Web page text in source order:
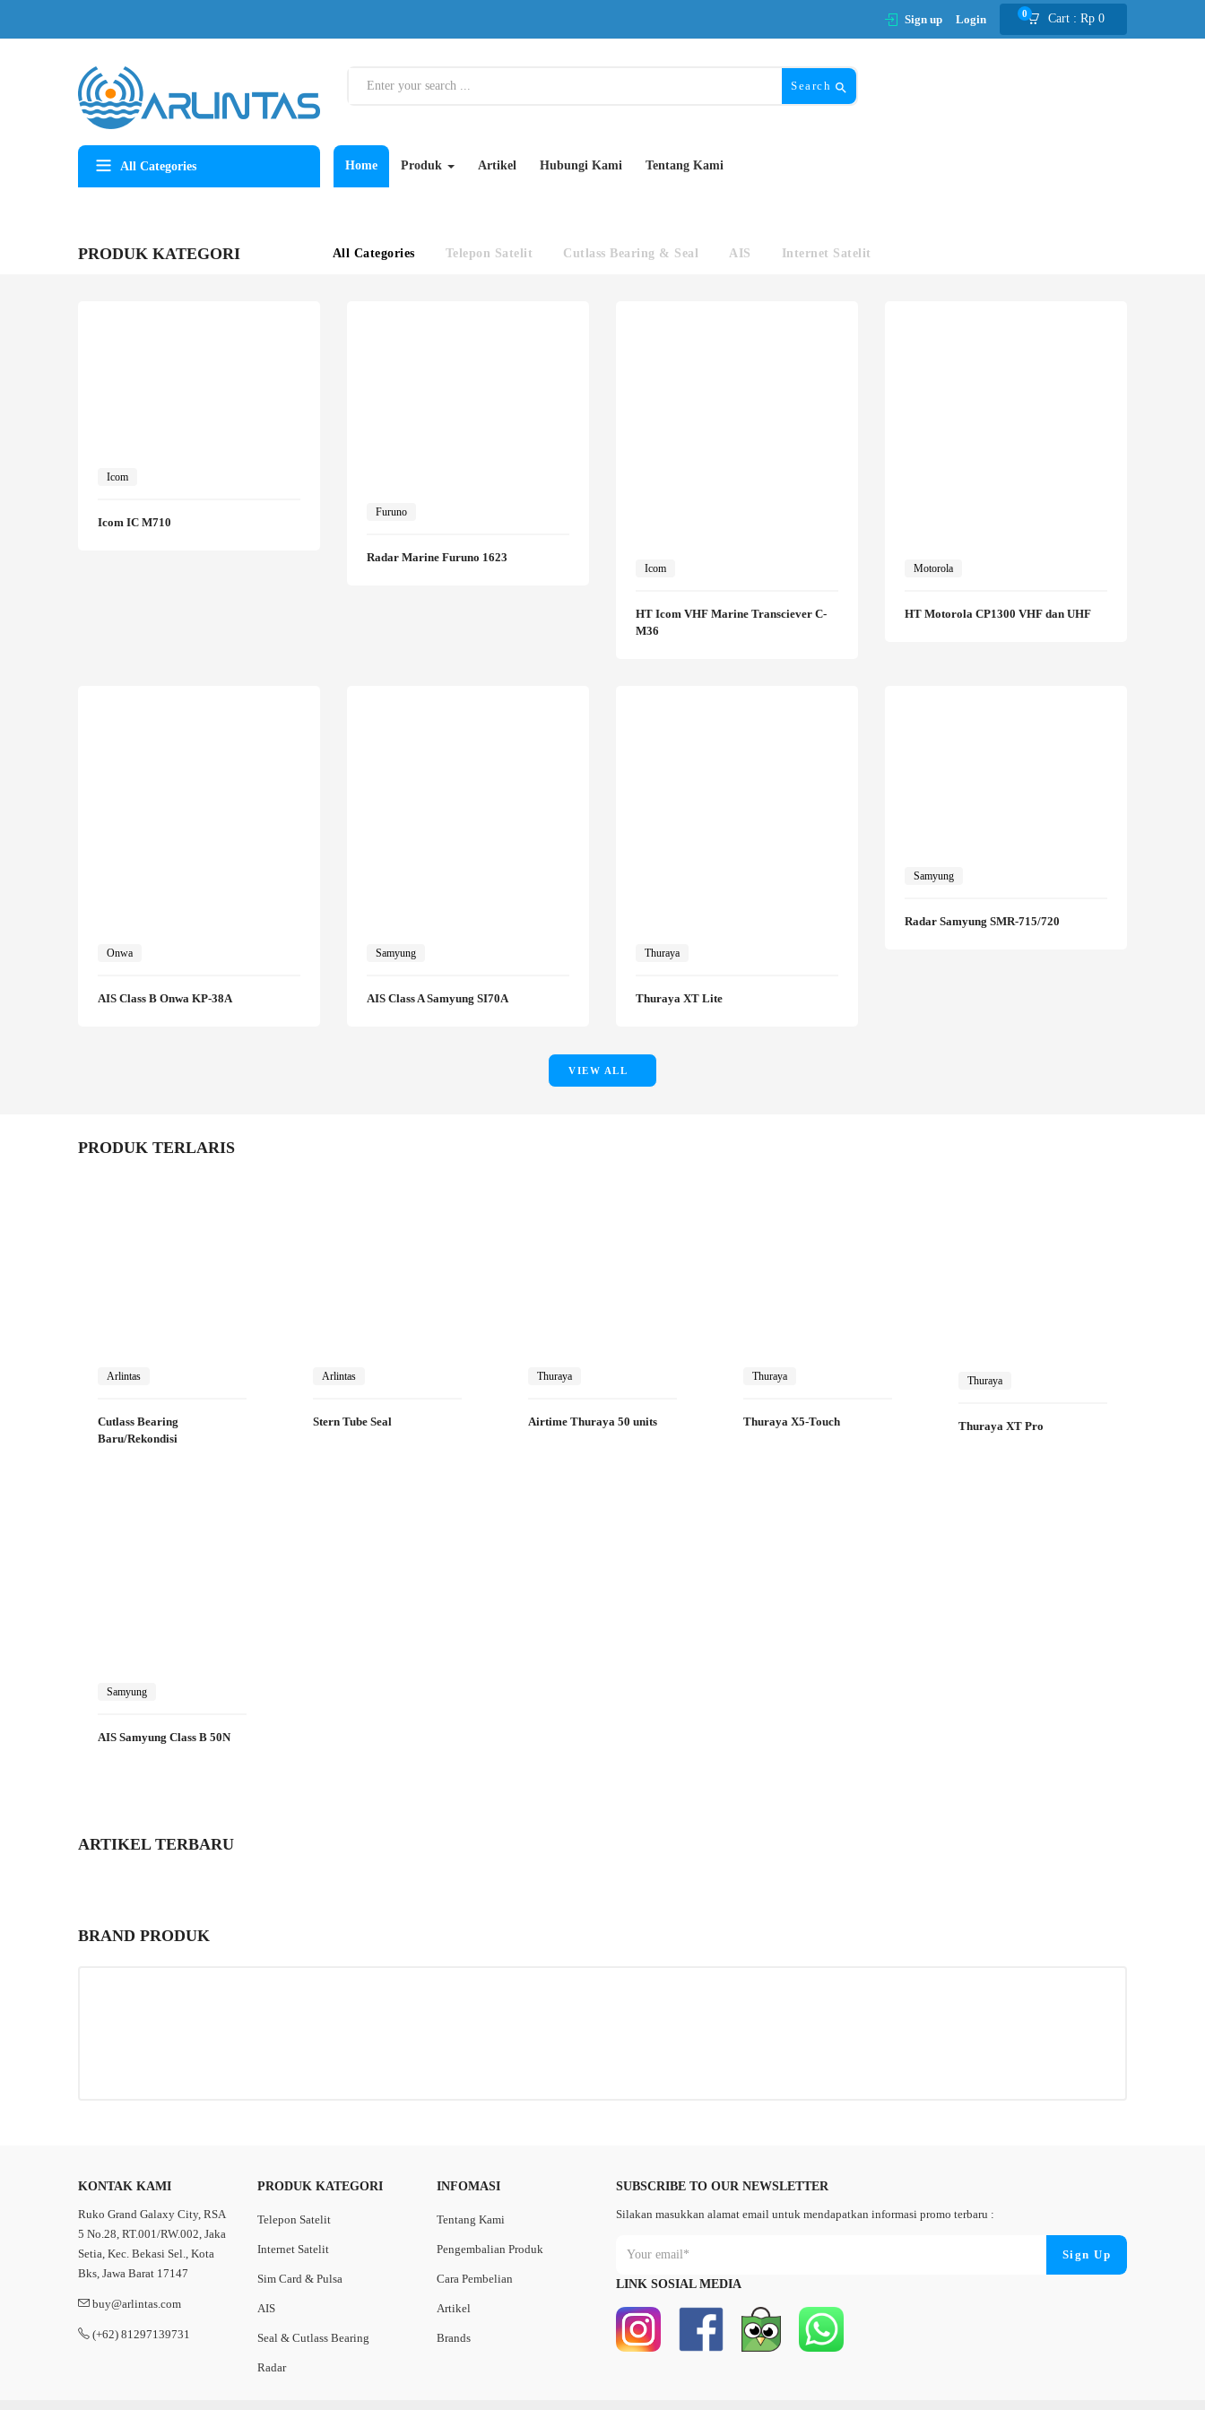
Cart : Rp 0
0
Sign up Login
Search
All Categories Home Produk Artikel Hubungi Kami Tentang Kami
PRODUK KATEGORI All Categories Telepon Satelit Cutlass Bearing & Seal AIS Internet Satelit
Icom
Icom IC M710
Furuno
Radar Marine Furuno 1623
Icom
HT Icom VHF Marine Transciever C-
M36
Motorola
HT Motorola CP1300 VHF dan UHF
Onwa
AIS Class B Onwa KP-38A
Samyung
AIS Class A Samyung SI70A
Thuraya
Thuraya XT Lite
Samyung
Radar Samyung SMR-715/720
VIEW ALL
PRODUK TERLARIS
Arlintas
Cutlass Bearing
Baru/Rekondisi
Arlintas
Stern Tube Seal
Thuraya
Airtime Thuraya 50 units
Thuraya
Thuraya X5-Touch
Thuraya
Thuraya XT Pro
Samyung
AIS Samyung Class B 50N
ARTIKEL TERBARU
BRAND PRODUK
KONTAK KAMI
Ruko Grand Galaxy City, RSA
5 No.28, RT.001/RW.002, Jaka
Setia, Kec. Bekasi Sel., Kota
Bks, Jawa Barat 17147
buy@arlintas.com
(+62) 81297139731
PRODUK KATEGORI
Telepon Satelit
Internet Satelit
Sim Card & Pulsa
AIS
Seal & Cutlass Bearing
Radar
INFOMASI
Tentang Kami
Pengembalian Produk
Cara Pembelian
Artikel
Brands
SUBSCRIBE TO OUR NEWSLETTER
Silakan masukkan alamat email untuk mendapatkan informasi promo terbaru :
LINK SOSIAL MEDIA